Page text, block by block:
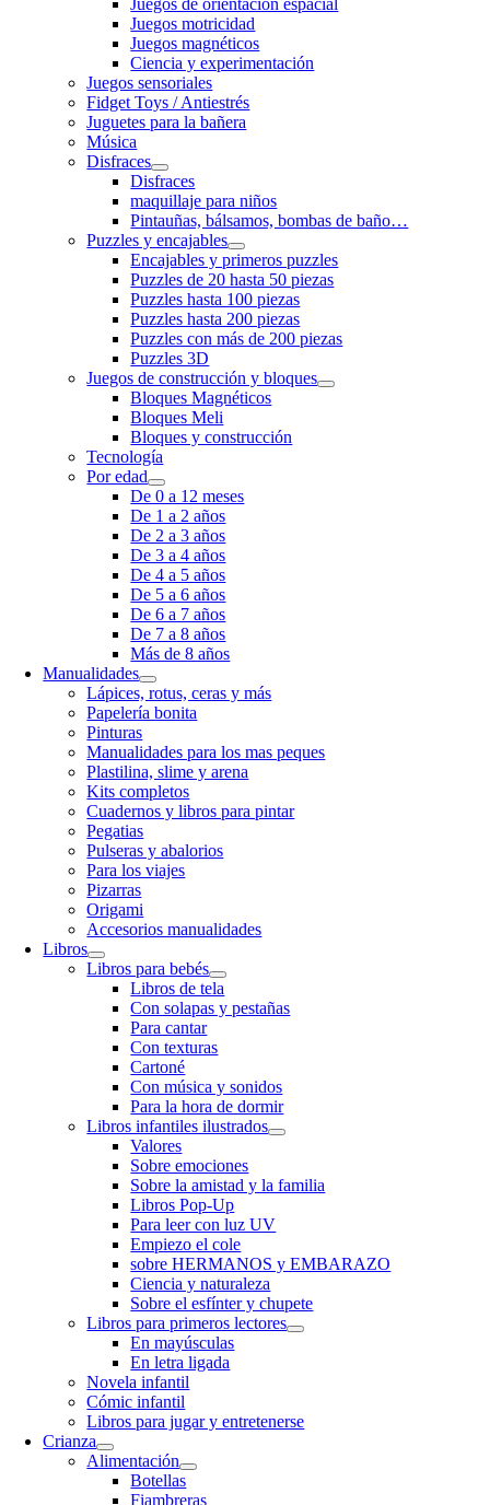
Juegos de orientación espacial
Juegos motricidad
Juegos magnéticos
Ciencia y experimentación
Juegos sensoriales
Fidget Toys / Antiestrés
Juguetes para la bañera
Música
Disfraces
Disfraces
maquillaje para niños
Pintauñas, bálsamos, bombas de baño…
Puzzles y encajables
Encajables y primeros puzzles
Puzzles de 20 hasta 50 piezas
Puzzles hasta 100 piezas
Puzzles hasta 200 piezas
Puzzles con más de 200 piezas
Puzzles 3D
Juegos de construcción y bloques
Bloques Magnéticos
Bloques Meli
Bloques y construcción
Tecnología
Por edad
De 0 a 12 meses
De 1 a 2 años
De 2 a 3 años
De 3 a 4 años
De 4 a 5 años
De 5 a 6 años
De 6 a 7 años
De 7 a 8 años
Más de 8 años
Manualidades
Lápices, rotus, ceras y más
Papelería bonita
Pinturas
Manualidades para los mas peques
Plastilina, slime y arena
Kits completos
Cuadernos y libros para pintar
Pegatias
Pulseras y abalorios
Para los viajes
Pizarras
Origami
Accesorios manualidades
Libros
Libros para bebés
Libros de tela
Con solapas y pestañas
Para cantar
Con texturas
Cartoné
Con música y sonidos
Para la hora de dormir
Libros infantiles ilustrados
Valores
Sobre emociones
Sobre la amistad y la familia
Libros Pop-Up
Para leer con luz UV
Empiezo el cole
sobre HERMANOS y EMBARAZO
Ciencia y naturaleza
Sobre el esfínter y chupete
Libros para primeros lectores
En mayúsculas
En letra ligada
Novela infantil
Cómic infantil
Libros para jugar y entretenerse
Crianza
Alimentación
Botellas
Fiambreras